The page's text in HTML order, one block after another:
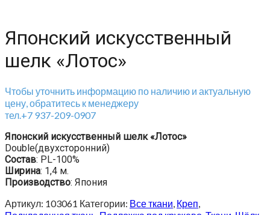
Японский искусственный
шелк «Лотос»
Чтобы уточнить информацию по наличию и актуальную
цену, обратитесь к менеджеру
тел.+7 937-209-0907
Японский искусственный шелк «Лотос»
Double(двухсторонний)
Состав: PL-100%
Ширина: 1,4 м.
Производство: Япония
Артикул: 103061 Категории: Все ткани, Креп,